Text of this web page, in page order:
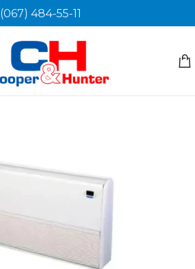
(067) 484-55-11